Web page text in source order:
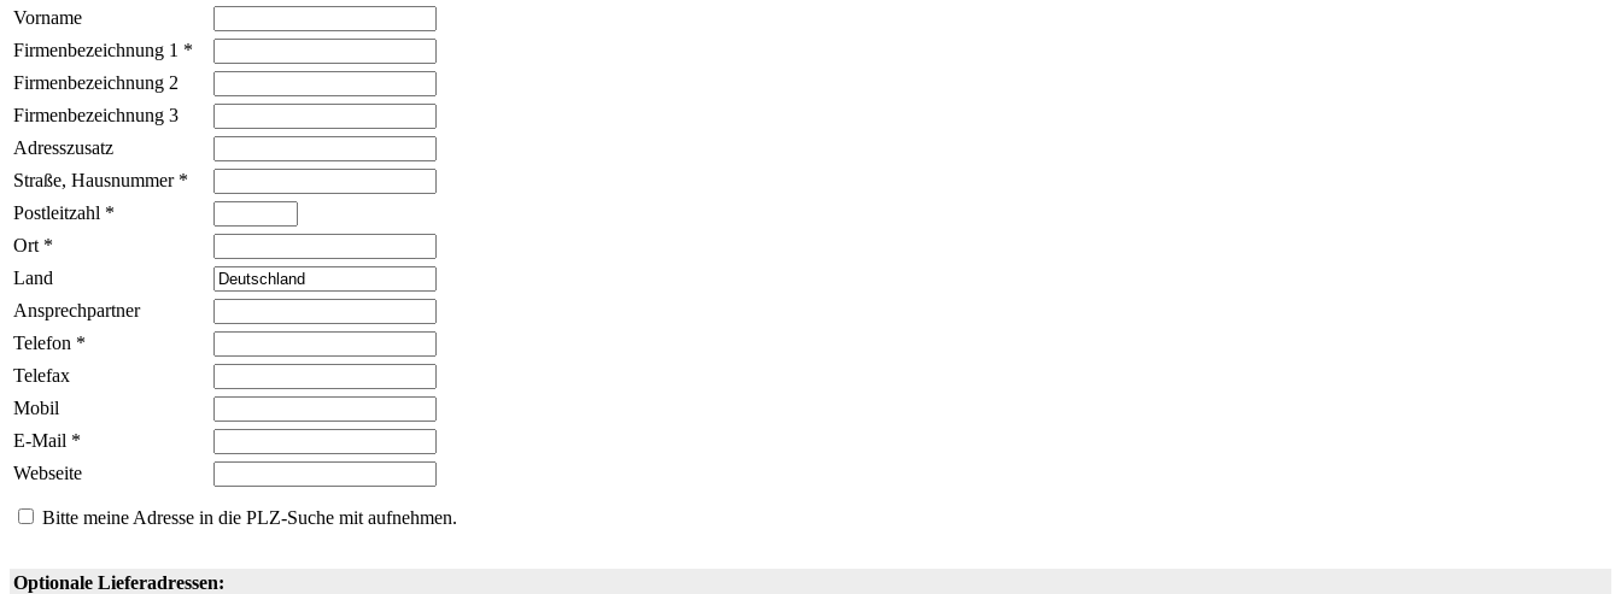
Vorname
Firmenbezeichnung 1 *
Firmenbezeichnung 2
Firmenbezeichnung 3
Adresszusatz
Straße, Hausnummer *
Postleitzahl *
Ort *
Land
Ansprechpartner
Telefon *
Telefax
Mobil
E-Mail *
Webseite
Bitte meine Adresse in die PLZ-Suche mit aufnehmen.
Optionale Lieferadressen: